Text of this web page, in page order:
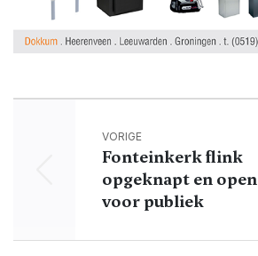
VORIGE
Fonteinkerk flink
opgeknapt en open
voor publiek